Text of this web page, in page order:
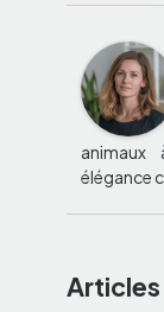
élégance
Articles